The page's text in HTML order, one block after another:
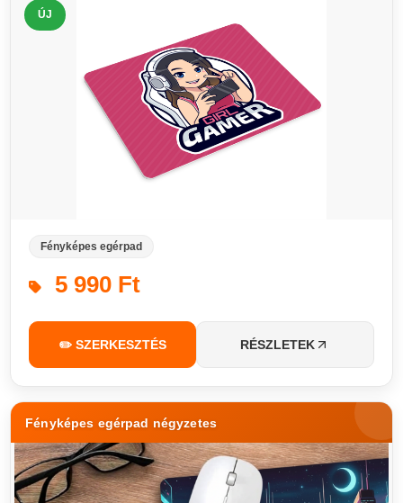
ÚJ
Fényképes egérpad
5 990 Ft
✏️ SZERKESZTÉS RÉSZLETEK
Fényképes egérpad négyzetes